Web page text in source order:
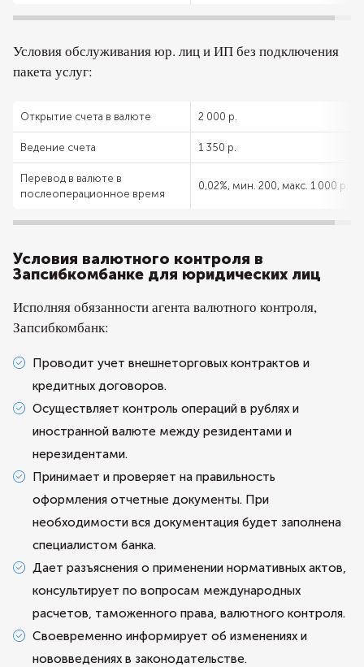
Условия обслуживания юр. лиц и ИП без подключения
пакета услуг:
Открытие счета в валюте 2 000 р.
Ведение счета 1 350 р.
Перевод в валюте в
послеоперационное время
0,02%, мин. 200, макс. 1 000 р.
Условия валютного контроля в
Запсибкомбанке для юридических лиц
Исполняя обязанности агента валютного контроля,
Запсибкомбанк:
Проводит учет внешнеторговых контрактов и
кредитных договоров.
Осуществляет контроль операций в рублях и
иностранной валюте между резидентами и
нерезидентами.
Принимает и проверяет на правильность
оформления отчетные документы. При
необходимости вся документация будет заполнена
специалистом банка.
Дает разъяснения о применении нормативных актов,
консультирует по вопросам международных
расчетов, таможенного права, валютного контроля.
Своевременно информирует об изменениях и
нововведениях в законодательстве.